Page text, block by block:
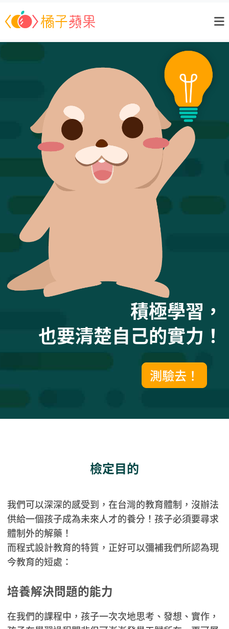
積極學習，
也要清楚自己的實力！
測驗去！
檢定目的
我們可以深深的感受到，在台灣的教育體制，沒辦法
供給一個孩子成為未來人才的養分！孩子必須要尋求
體制外的解藥！
而程式設計教育的特質，正好可以彌補我們所認為現
今教育的短處：
培養解決問題的能力
在我們的課程中，孩子一次次地思考、發想、實作，